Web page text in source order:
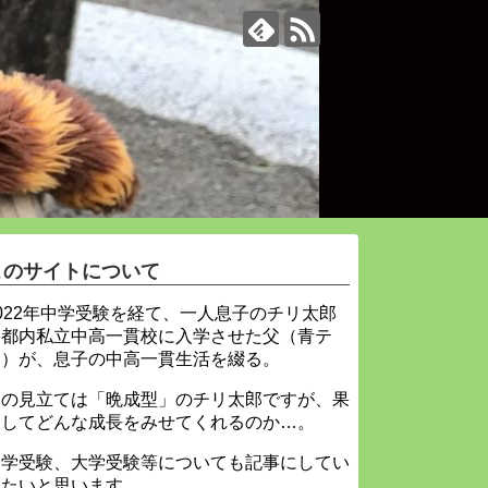
サイトについて
年中学受験を経て、一人息子のチリ太郎
内私立中高一貫校に入学させた父（青テ
が、息子の中高一貫生活を綴る。
見立ては「晩成型」のチリ太郎ですが、果
てどんな成長をみせてくれるのか…。
受験、大学受験等についても記事にしてい